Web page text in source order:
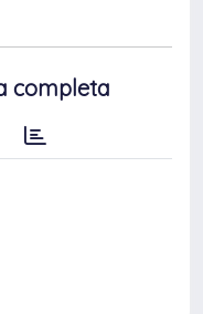
completa